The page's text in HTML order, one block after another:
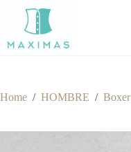
content
Home / HOMBRE / Boxer